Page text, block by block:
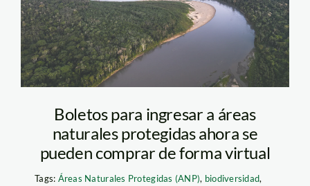
Boletos para ingresar a áreas
naturales protegidas ahora se
pueden comprar de forma virtual
Tags: Áreas Naturales Protegidas (ANP), biodiversidad,